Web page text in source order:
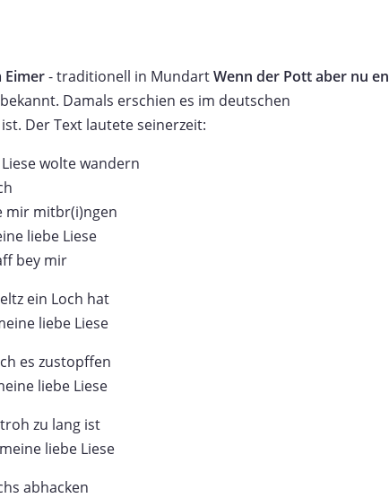
Eimer- traditionell in MundartWenn der Pott aber nu en
Damals erschien es im deutschen
Der Text lautete seinerzeit:
wolte wandern
mir mitbr(i)ngen
liebe Liese
bey mir
ein Loch hat
liebe Liese
es zustopffen
liebe Liese
zu lang ist
liebe Liese
abhacken